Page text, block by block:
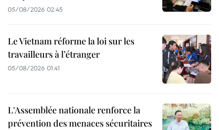
05/08/2026 02:45
Le Vietnam réforme la loi sur les
travailleurs à l’étranger
05/08/2026 01:41
L'Assemblée nationale renforce la
prévention des menaces sécuritaires